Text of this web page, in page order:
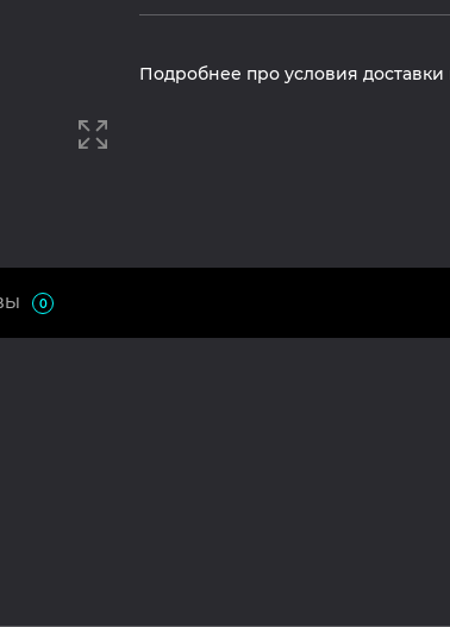
Подробнее про условия доставки
0